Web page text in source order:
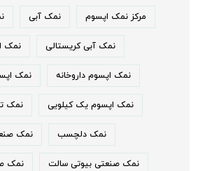
مرکز نمک اپسوم نمک آبی
نمک آبی کریستالی نمک
نمک اپسوم داروخانه نمک
نمک اپسوم یک کیلویی نمک
نمک دلچسب نمک
نمک صنعتی بیوتی سالت نمک